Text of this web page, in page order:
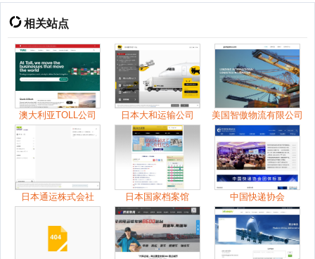
相关站点
澳大利亚TOLL公司 日本大和运输公司 美国智傲物流有限公司
日本通运株式会社 日本国家档案馆 中国快递协会